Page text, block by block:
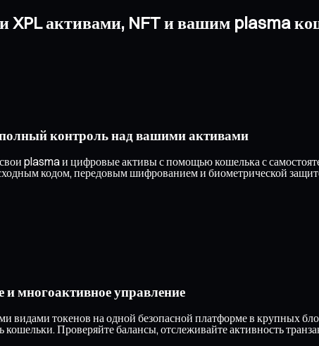
XPL активами, NFT и вашим plasma
контроль над вашими активами
plasma и цифровые активы с помощью кошелька с
кодом, передовым шифрованием и биометрической
и многоактивное управление
видами токенов на одной безопасной платформе в крупных
кошельки. Проверяйте балансы, отслеживайте активность